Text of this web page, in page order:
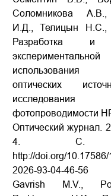
Соломникова А.В.,
И.Д., Телицын Н.С.,
Разработка и
использования
оптических
исследования
фотопроводимости
Оптический журнал.
4. С.
http://doi.org/
2026-93-04-46-56
Gavrish M.V.,